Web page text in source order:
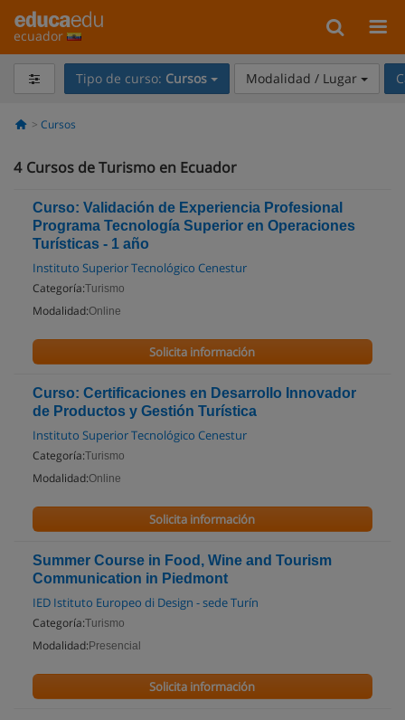
ecuador
Tipo de curso: Cursos Modalidad / Lugar
Cursos
4 Cursos de Turismo en Ecuador
Curso: Validación de Experiencia Profesional
Programa Tecnología Superior en Operaciones
Turísticas - 1 año
Instituto Superior Tecnológico Cenestur
Categoría:Turismo
Modalidad:Online
Solicita información
Curso: Certificaciones en Desarrollo Innovador
de Productos y Gestión Turística
Instituto Superior Tecnológico Cenestur
Categoría:Turismo
Modalidad:Online
Solicita información
Summer Course in Food, Wine and Tourism
Communication in Piedmont
IED Istituto Europeo di Design - sede Turín
Categoría:Turismo
Modalidad: Presencial
Solicita información